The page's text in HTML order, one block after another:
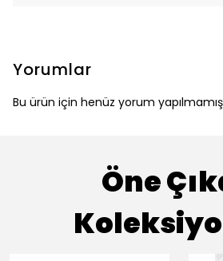
Yorumlar
Bu ürün için henüz yorum
Öne